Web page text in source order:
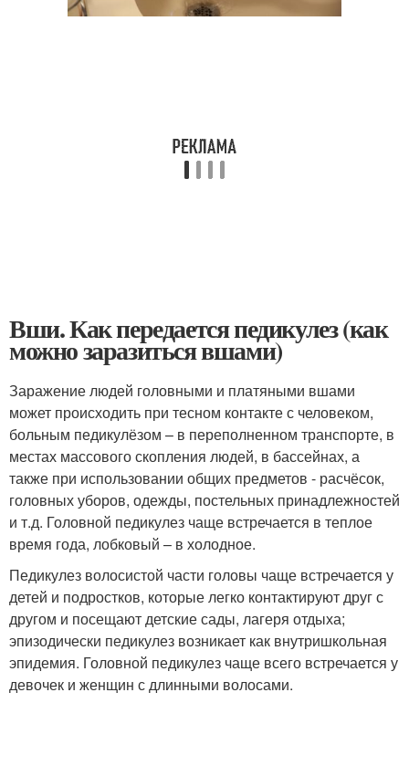
Вши. Как передается педикулез (как
можно заразиться вшами)
Заражение людей головными и платяными вшами
может происходить при тесном контакте с человеком,
больным педикулёзом – в переполненном транспорте, в
местах массового скопления людей, в бассейнах, а
также при использовании общих предметов - расчёсок,
головных уборов, одежды, постельных принадлежностей
и т.д. Головной педикулез чаще встречается в теплое
время года, лобковый – в холодное.
Педикулез волосистой части головы чаще встречается у
детей и подростков, которые легко контактируют друг с
другом и посещают детские сады, лагеря отдыха;
эпизодически педикулез возникает как внутришкольная
эпидемия. Головной педикулез чаще всего встречается у
девочек и женщин с длинными волосами.